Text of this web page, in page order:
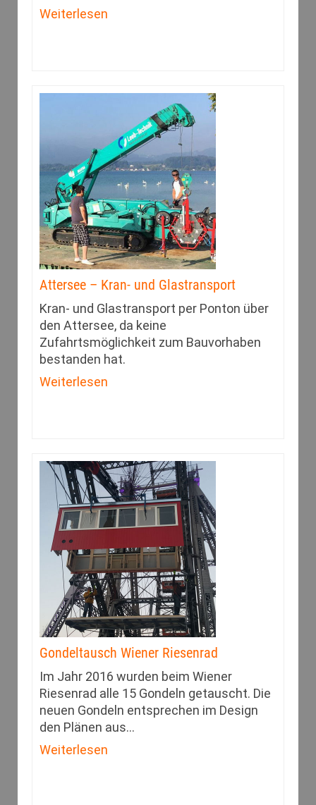
Weiterlesen
Attersee – Kran- und Glastransport
Kran- und Glastransport per Ponton über
den Attersee, da keine
Zufahrtsmöglichkeit zum Bauvorhaben
bestanden hat.
Weiterlesen
Gondeltausch Wiener Riesenrad
Im Jahr 2016 wurden beim Wiener
Riesenrad alle 15 Gondeln getauscht. Die
neuen Gondeln entsprechen im Design
den Plänen aus…
Weiterlesen